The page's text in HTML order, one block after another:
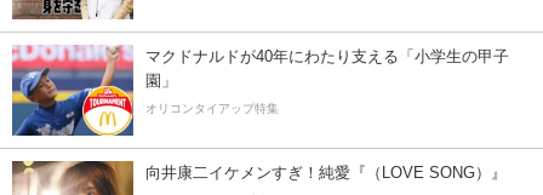
マクドナルドが40年にわたり支える「小学生の甲子
園」
オリコンタイアップ特集
向井康二イケメンすぎ！純愛『（LOVE SONG）』